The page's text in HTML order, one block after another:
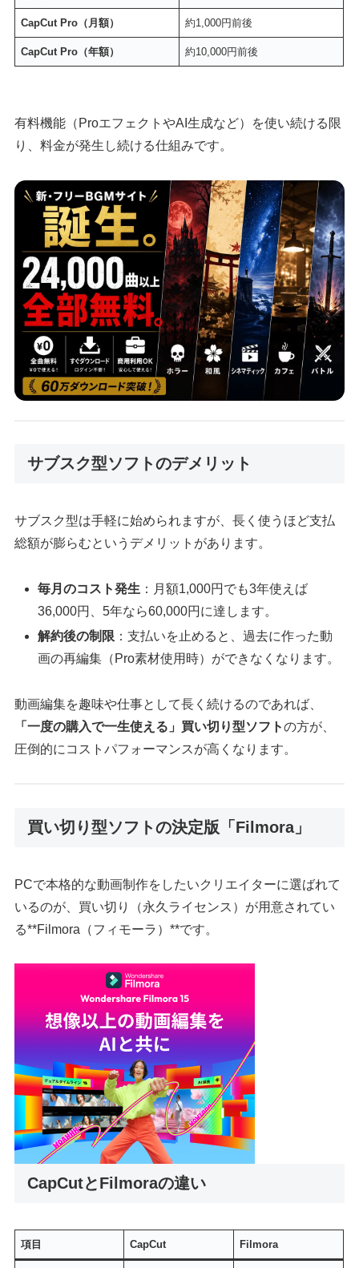
CapCut Pro（月額） 約1,000円前後
CapCut Pro（年額） 約10,000円前後
有料機能（ProエフェクトやAI生成など）を使い続ける限
り、料金が発生し続ける仕組みです。
サブスク型ソフトのデメリット
サブスク型は手軽に始められますが、長く使うほど支払
総額が膨らむというデメリットがあります。
毎月のコスト発生 ：月額1,000円でも3年使えば
36,000円、5年なら60,000円に達します。
解約後の制限 ：支払いを止めると、過去に作った動
画の再編集（Pro素材使用時）ができなくなります。
動画編集を趣味や仕事として長く続けるのであれば、
「一度の購入で一生使える」買い切り型ソフトの方が、
圧倒的にコストパフォーマンスが高くなります。
買い切り型ソフトの決定版「Filmora」
PCで本格的な動画制作をしたいクリエイターに選ばれて
いるのが、買い切り（永久ライセンス）が用意されてい
る**Filmora（フィモーラ）**です。
CapCutとFilmoraの違い
項目 CapCut Filmora